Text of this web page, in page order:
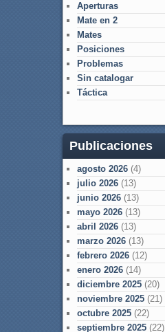
Aperturas
Mate en 2
Mates
Posiciones
Problemas
Sin catalogar
Táctica
Publicaciones
agosto 2026(4)
julio 2026(13)
junio 2026(13)
mayo 2026(13)
abril 2026(13)
marzo 2026(13)
febrero 2026(12)
enero 2026(14)
diciembre 2025(20)
noviembre 2025(21)
octubre 2025(22)
septiembre 2025(22)